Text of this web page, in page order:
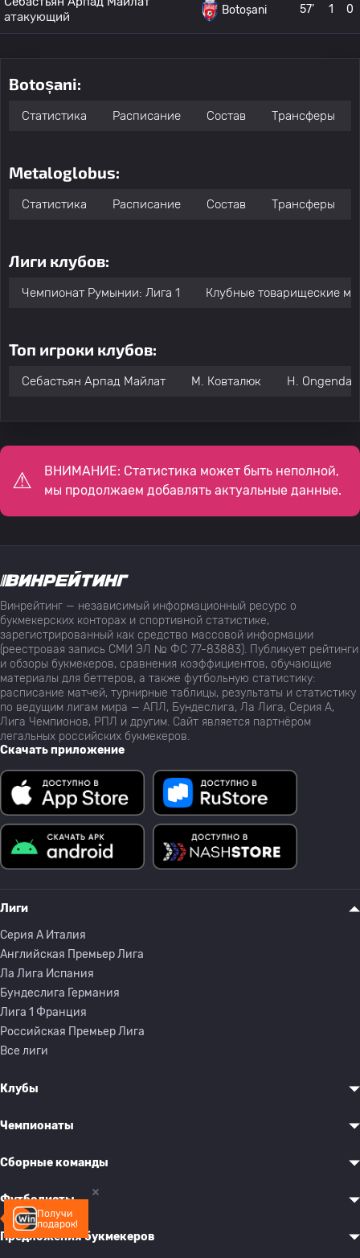
атакующий
Botoșani 57’ 1 0
Botoșani:
Статистика Расписание Состав Трансферы
Metaloglobus:
Статистика Расписание Состав Трансферы
Лиги клубов:
Чемпионат Румынии: Лига 1 Клубные товарищеские
Топ игроки клубов:
Себастьян Арпад Майлат М. Ковталюк H. Ongenda
ВНИМАНИЕ: Статистика может быть неполной,
мы продолжаем добавлять актуальные данные.
Получи
подарок!
Винрейтинг — независимый информационный ресурс о
букмекерских конторах и спортивной статистике,
зарегистрированный как средство массовой информации
(реестровая запись СМИ ЭЛ № ФС 77-83883). Публикует рейтинги
и обзоры букмекеров, сравнения коэффициентов, обучающие
материалы для беттеров, а также футбольную статистику:
расписание матчей, турнирные таблицы, результаты и статистику
по ведущим лигам мира — АПЛ, Бундеслига, Ла Лига, Серия А,
Лига Чемпионов, РПЛ и другим. Сайт является партнёром
легальных российских букмекеров.
Скачать приложение
Лиги
Серия A Италия
Английская Премьер Лига
Ла Лига Испания
Бундеслига Германия
Лига 1 Франция
Российская Премьер Лига
Все лиги
Клубы
Чемпионаты
Сборные команды
Футболисты
Предложения букмекеров